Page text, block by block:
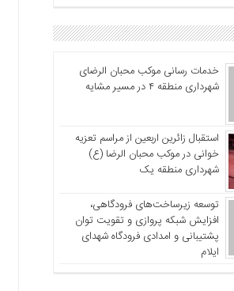
خدمات رسانی موکب محبان الرضای
شهرداری منطقه ۴ در مسیر مشایه
استقبال زائرین اربعین از مراسم تعزیه
خوانی در موکب محبان الرضا (ع)
شهرداری منطقه یک
توسعه زیرساخت‌های فرودگاهی،
افزایش شبکه پروازی و تقویت توان
پشتیبانی و امدادی فرودگاه شهدای
ایلام